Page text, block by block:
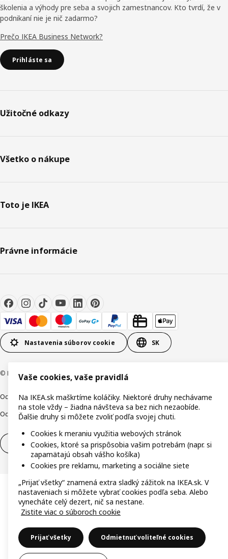
školenia a výhody pre seba a svojich zamestnancov. Kto tvrdí, že v
podnikaní nie je nič zadarmo?
Prečo IKEA Business Network?
Prihláste sa
Užitočné odkazy
Všetko o nákupe
Toto je IKEA
Právne informácie
Nastavenia súborov cookie SK
© Inter IKEA Systems B.V. 1999-2026
Ochrana osobných údajovCookiesZodpovedné odhalenie
Ochrana OznamovateľovDigitálna prístupnosť
Odstúpenie od zmluvy Odstúpenie od zmluvy (služby)
Vaše cookies, vaše pravidlá
Na IKEA.sk maškrtíme koláčiky. Niektoré druhy nechávame
na stole vždy – žiadna návšteva sa bez nich nezaobíde.
Ďalšie druhy si môžete zvoliť podľa svojej chuti.
Cookies k meraniu využitia webových stránok
Cookies, ktoré sa prispôsobia vašim potrebám (napr. si
zapamätajú obsah vášho košíka)
Cookies pre reklamu, marketing a sociálne siete
„Prijať všetky“ znamená extra sladký zážitok na IKEA.sk. V
nastaveniach si môžete vybrať cookies podľa seba. Alebo
vynecháte celý dezert, nič sa nestane.
Zistite viac o súboroch cookie
Prijať všetky Odmietnuť voliteľné cookies